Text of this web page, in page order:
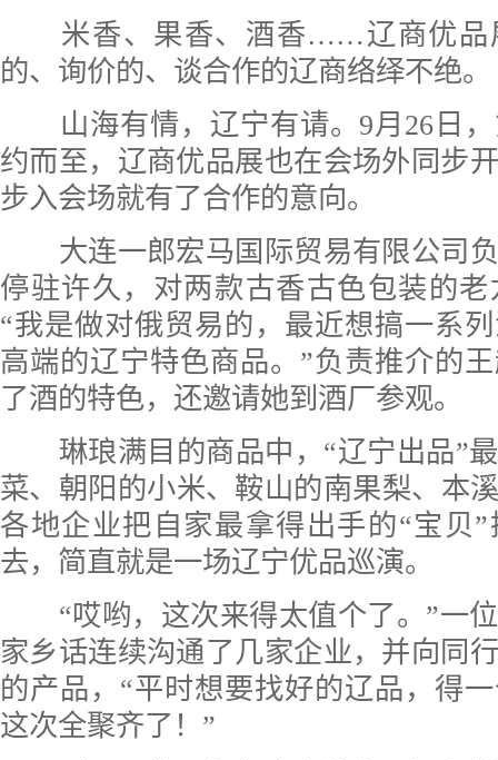
米香、果香、酒香……辽商优品
的、询价的、谈合作的辽商络绎不绝。
山海有情，辽宁有请。9月26日，
约而至，辽商优品展也在会场外同步
步入会场就有了合作的意向。
大连一郎宏马国际贸易有限公司负
停驻许久，对两款古香古色包装的
“我是做对俄贸易的，最近想搞一系
高端的辽宁特色商品。”负责推介的
了酒的特色，还邀请她到酒厂参观。
琳琅满目的商品中，“辽宁出品”最
菜、朝阳的小米、鞍山的南果梨、
各地企业把自家最拿得出手的“宝贝
去，简直就是一场辽宁优品巡演。
“哎哟，这次来得太值个了。”一位
家乡话连续沟通了几家企业，并向同
的产品，“平时想要找好的辽品，得
这次全聚齐了！”